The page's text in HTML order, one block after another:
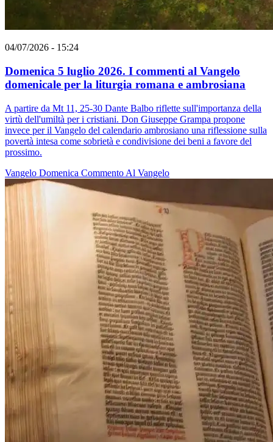
04/07/2026 - 15:24
Domenica 5 luglio 2026. I commenti al Vangelo
domenicale per la liturgia romana e ambrosiana
A partire da Mt 11, 25-30 Dante Balbo riflette sull'importanza della
virtù dell'umiltà per i cristiani. Don Giuseppe Grampa propone
invece per il Vangelo del calendario ambrosiano una riflessione sulla
povertà intesa come sobrietà e condivisione dei beni a favore del
prossimo.
Vangelo Domenica Commento Al Vangelo